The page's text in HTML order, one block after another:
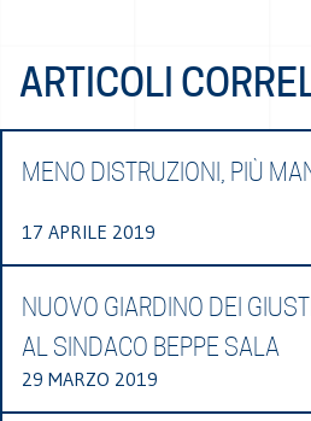
ARTICOLI
MENO DISTRUZIONI, PIÙ
17 APRILE 2019
NUOVO GIARDINO DEI
AL SINDACO BEPPE SALA
29 MARZO 2019